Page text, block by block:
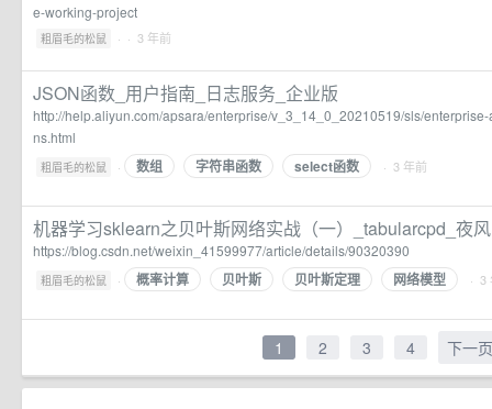
e-working-project
粗眉毛的松鼠 · · 3 年前
JSON函数_用户指南_日志服务_企业版
http://help.aliyun.com/apsara/enterprise/v_3_14_0_20210519/sls/
ns.html
粗眉毛的松鼠 · 数组 字符串函数 select函数 · 3 年前
机器学习sklearn之贝叶斯网络实战（一）_tabularcpd_夜
https://blog.csdn.net/weixin_41599977/article/details/90320390
粗眉毛的松鼠 · 概率计算 贝叶斯 贝叶斯定理 网络模型 · 3
1 2 3 4 下一页